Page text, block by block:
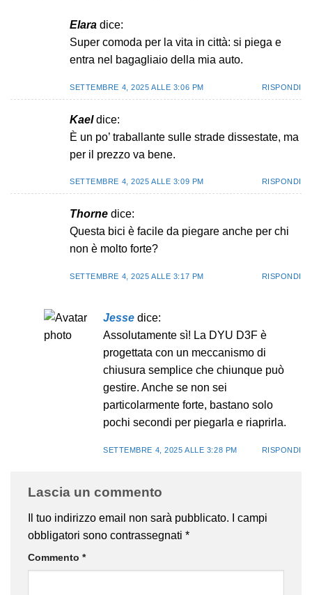
Elara dice:
Super comoda per la vita in città: si piega e
entra nel bagagliaio della mia auto.
SETTEMBRE 4, 2025 ALLE 3:06 PM RISPONDI
Kael dice:
È un po’ traballante sulle strade dissestate, ma
per il prezzo va bene.
SETTEMBRE 4, 2025 ALLE 3:09 PM RISPONDI
Thorne dice:
Questa bici è facile da piegare anche per chi
non è molto forte?
SETTEMBRE 4, 2025 ALLE 3:17 PM RISPONDI
Jesse dice:
Assolutamente sì! La DYU D3F è
progettata con un meccanismo di
chiusura semplice che chiunque può
gestire. Anche se non sei
particolarmente forte, bastano solo
pochi secondi per piegarla e riaprirla.
SETTEMBRE 4, 2025 ALLE 3:28 PM RISPONDI
Lascia un commento
Il tuo indirizzo email non sarà pubblicato.
I campi
obbligatori sono contrassegnati *
Commento *